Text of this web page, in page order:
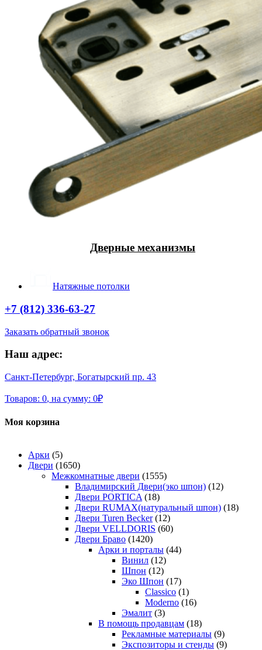
Дверные механизмы
Натяжные потолки
+7 (812) 336-63-27
Заказать обратный звонок
Наш адрес:
Санкт-Петербург, Богатырский пр. 43
Товаров: 0, на сумму: 0₽
Моя корзина
Арки (5)
Двери (1650)
Межкомнатные двери (1555)
Владимирский Двери(эко шпон) (12)
Двери PORTICA (18)
Двери RUMAX(натуральный шпон) (18)
Двери Turen Becker (12)
Двери VELLDORIS (60)
Двери Браво (1420)
Арки и порталы (44)
Винил (12)
Шпон (12)
Эко Шпон (17)
Classico (1)
Moderno (16)
Эмалит (3)
В помощь продавцам (18)
Рекламные материалы (9)
Экспозиторы и стенды (9)